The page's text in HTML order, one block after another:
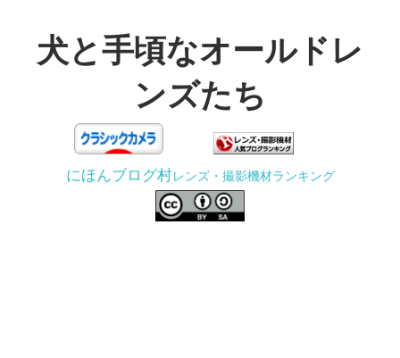
テ犬と手頃なオールドレ
ンズたち
にほんブログ村レンズ・撮影機材ランキング